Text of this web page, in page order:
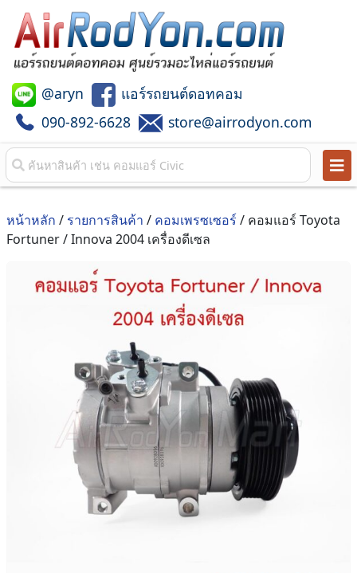
@aryn
แอร์รถยนต์ดอทคอม
090-892-6628
store@airrodyon.com
หน้าหลัก / รายการสินค้า / คอมเพรซเซอร์ / คอมแอร์ Toyota
Fortuner / Innova 2004 เครื่องดีเซล